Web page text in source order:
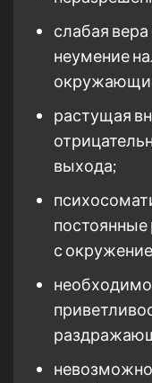
слабая
неумение
растущая
выхода;
постоянные
с